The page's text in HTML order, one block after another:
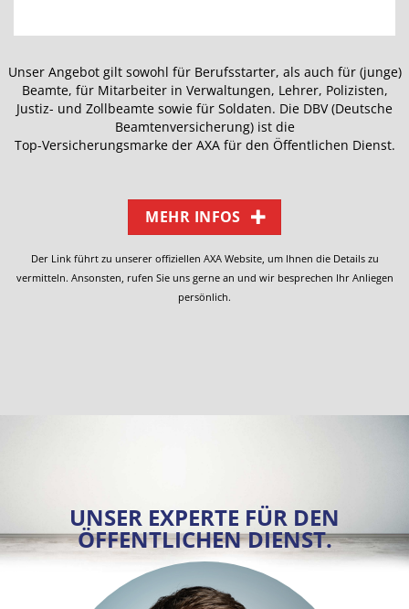
Unser Angebot gilt sowohl für Berufsstarter, als auch für (junge)
Beamte, für Mitarbeiter in Verwaltungen, Lehrer, Polizisten,
Justiz- und Zollbeamte sowie für Soldaten. Die DBV (Deutsche
Beamtenversicherung) ist die
Top-Versicherungsmarke der AXA für den Öffentlichen Dienst.
MEHR INFOS
Der Link führt zu unserer offiziellen AXA Website, um Ihnen die Details zu
vermitteln. Ansonsten, rufen Sie uns gerne an und wir besprechen Ihr Anliegen
persönlich.
UNSER EXPERTE FÜR DEN
ÖFFENTLICHEN DIENST.